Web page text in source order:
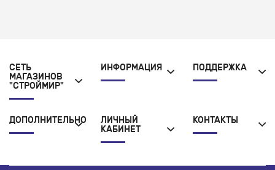
СЕТЬ
МАГАЗИНОВ
"СТРОЙМИР"
ИНФОРМАЦИЯ ПОДДЕРЖКА
ДОПОЛНИТЕЛЬНО
ЛИЧНЫЙ
КАБИНЕТ
КОНТАКТЫ